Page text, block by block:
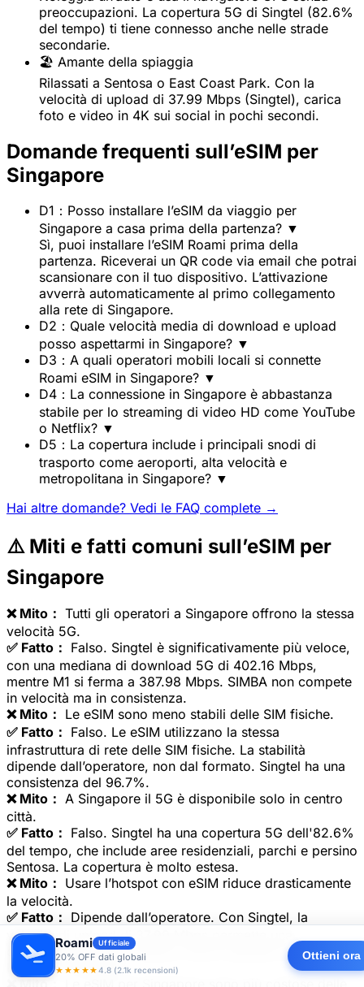
preoccupazioni. La copertura 5G di Singtel (82.6%
del tempo) ti tiene connesso anche nelle strade
secondarie.
🏖️ Amante della spiaggia
Rilassati a Sentosa o East Coast Park. Con la
velocità di upload di 37.99 Mbps (Singtel), carica
foto e video in 4K sui social in pochi secondi.
Domande frequenti sull’eSIM per
Singapore
D1：Posso installare l’eSIM da viaggio per
Singapore a casa prima della partenza? ▼
Sì, puoi installare l’eSIM Roami prima della
partenza. Riceverai un QR code via email che potrai
scansionare con il tuo dispositivo. L’attivazione
avverrà automaticamente al primo collegamento
alla rete di Singapore.
D2：Quale velocità media di download e upload
posso aspettarmi in Singapore? ▼
D3：A quali operatori mobili locali si connette
Roami eSIM in Singapore? ▼
D4：La connessione in Singapore è abbastanza
stabile per lo streaming di video HD come YouTube
o Netflix? ▼
D5：La copertura include i principali snodi di
trasporto come aeroporti, alta velocità e
metropolitana in Singapore? ▼
Hai altre domande? Vedi le FAQ complete →
⚠️ Miti e fatti comuni sull’eSIM per
Singapore
❌ Mito： Tutti gli operatori a Singapore offrono la stessa
velocità 5G.
✅ Fatto： Falso. Singtel è significativamente più veloce,
con una mediana di download 5G di 402.16 Mbps,
mentre M1 si ferma a 387.98 Mbps. SIMBA non compete
in velocità ma in consistenza.
❌ Mito： Le eSIM sono meno stabili delle SIM fisiche.
✅ Fatto： Falso. Le eSIM utilizzano la stessa
infrastruttura di rete delle SIM fisiche. La stabilità
dipende dall’operatore, non dal formato. Singtel ha una
consistenza del 96.7%.
❌ Mito： A Singapore il 5G è disponibile solo in centro
città.
✅ Fatto： Falso. Singtel ha una copertura 5G dell'82.6%
del tempo, che include aree residenziali, parchi e persino
Sentosa. La copertura è molto estesa.
❌ Mito： Usare l’hotspot con eSIM riduce drasticamente
la velocità.
✅ Fatto： Dipende dall’operatore. Con Singtel, la
velocità di upload di 37.99 Mbps permette una
condivisione fluida. Tuttavia, alcuni operatori potrebbero
limitare il tethering.
Roami Ufficiale
20% OFF dati globali
★★★★★4.8 (2.1k recensioni)
Ottieni ora